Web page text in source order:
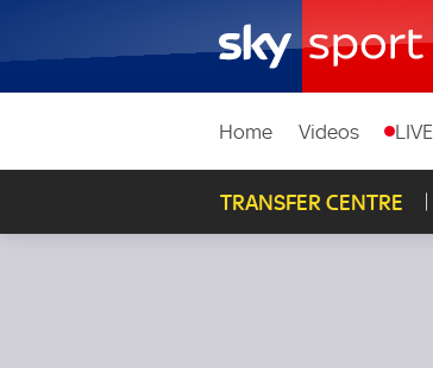
Home Videos LIVE
TRANSFER CENTRE